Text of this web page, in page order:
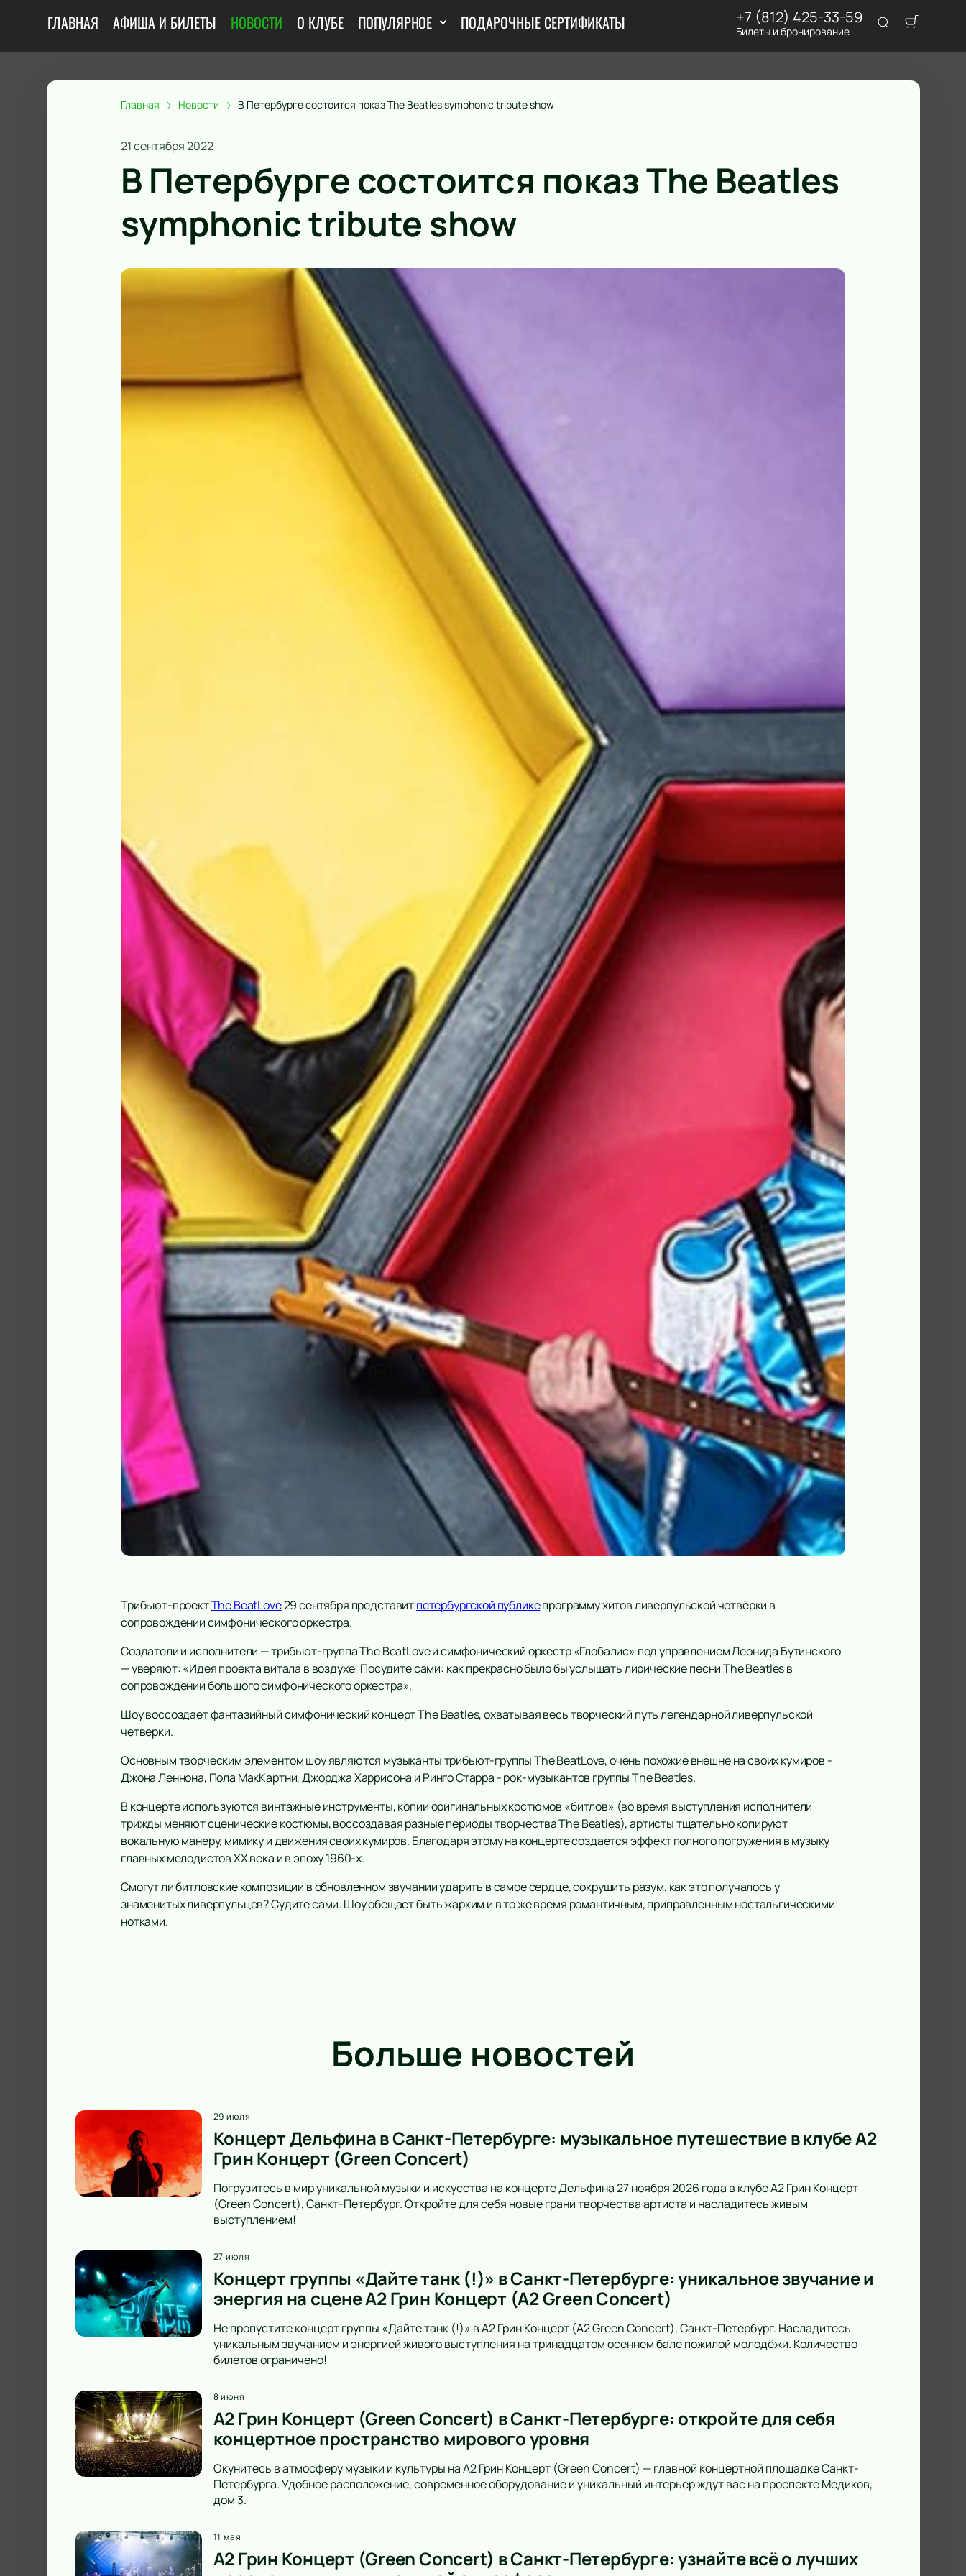
ГЛАВНАЯ АФИША И БИЛЕТЫ НОВОСТИ О КЛУБЕ ПОПУЛЯРНОЕ ПОДАРОЧНЫЕ СЕРТИФИКАТЫ +7 (812) 425-33-59
Билеты и бронирование
Главная Новости В Петербурге состоится показ The Beatles symphonic tribute show
21 сентября 2022
В Петербурге состоится показ The Beatles
symphonic tribute show
Трибьют-проектThe BeatLove29 сентября представитпетербургской публикепрограмму хитов ливерпульской четвёрки в
сопровождении симфонического оркестра.
Создатели и исполнители — трибьют-группа The BeatLove и симфонический оркестр «Глобалис» под управлением Леонида Бутинского
— уверяют: «Идея проекта витала в воздухе! Посудите сами: как прекрасно было бы услышать лирические песни The Beatles в
сопровождении большого симфонического оркестра».
Шоу воссоздает фантазийный симфонический концерт The Beatles, охватывая весь творческий путь легендарной ливерпульской
четверки.
Основным творческим элементом шоу являются музыканты трибьют-группы The BeatLove, очень похожие внешне на своих кумиров -
Джона Леннона, Пола МакКартни, Джорджа Харрисона и Ринго Старра - рок-музыкантов группы The Beatles.
В концерте используются винтажные инструменты, копии оригинальных костюмов «битлов» (во время выступления исполнители
трижды меняют сценические костюмы, воссоздавая разные периоды творчества The Beatles), артисты тщательно копируют
вокальную манеру, мимику и движения своих кумиров. Благодаря этому на концерте создается эффект полного погружения в музыку
главных мелодистов XX века и в эпоху 1960-х.
Смогут ли битловские композиции в обновленном звучании ударить в самое сердце, сокрушить разум, как это получалось у
знаменитых ливерпульцев? Судите сами. Шоу обещает быть жарким и в то же время романтичным, приправленным ностальгическими
нотками.
Больше новостей
29 июля
Концерт Дельфина в Санкт-Петербурге: музыкальное путешествие в клубе А2
Грин Концерт (Green Concert)
Погрузитесь в мир уникальной музыки и искусства на концерте Дельфина 27 ноября 2026 года в клубе А2 Грин Концерт
(Green Concert), Санкт-Петербург. Откройте для себя новые грани творчества артиста и насладитесь живым
выступлением!
27 июля
Концерт группы «Дайте танк (!)» в Санкт-Петербурге: уникальное звучание и
энергия на сцене А2 Грин Концерт (A2 Green Concert)
Не пропустите концерт группы «Дайте танк (!)» в А2 Грин Концерт (A2 Green Concert), Санкт-Петербург. Насладитесь
уникальным звучанием и энергией живого выступления на тринадцатом осеннем бале пожилой молодёжи. Количество
билетов ограничено!
8 июня
A2 Грин Концерт (Green Concert) в Санкт-Петербурге: откройте для себя
концертное пространство мирового уровня
Окунитесь в атмосферу музыки и культуры на A2 Грин Концерт (Green Concert) — главной концертной площадке Санкт-
Петербурга. Удобное расположение, современное оборудование и уникальный интерьер ждут вас на проспекте Медиков,
дом 3.
11 мая
А2 Грин Концерт (Green Concert) в Санкт-Петербурге: узнайте всё о лучших